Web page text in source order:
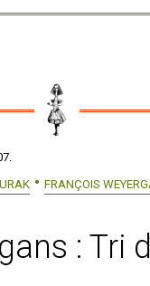
FRANÇOIS
: Tri